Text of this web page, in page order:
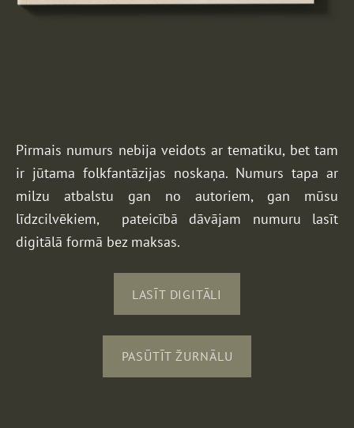
Pirmais numurs nebija veidots ar tematiku, bet tam
ir jūtama folkfantāzijas noskaņa. Numurs tapa ar
milzu atbalstu gan no autoriem, gan mūsu
līdzcilvēkiem, pateicībā dāvājam numuru lasīt
digitālā formā bez maksas.
LASĪT DIGITĀLI
PASŪTĪT ŽURNĀLU